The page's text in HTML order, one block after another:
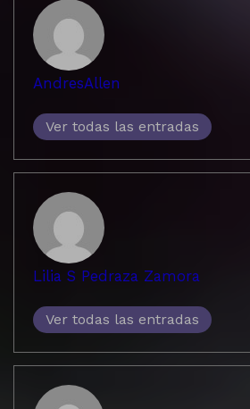
AndresAllen
Ver todas las entradas
Lilia S Pedraza Zamora
Ver todas las entradas